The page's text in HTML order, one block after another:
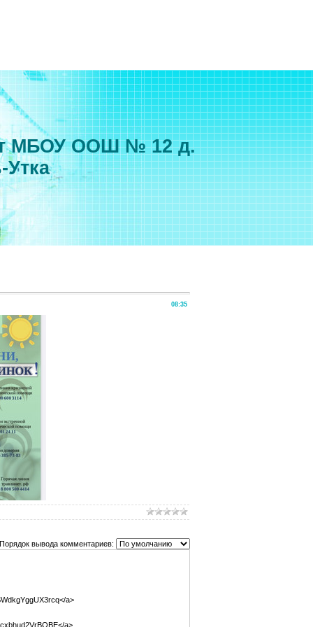
МБОУ ООШ № 12 д.
Утка
08:35
Порядок вывода комментариев:
a>
a>